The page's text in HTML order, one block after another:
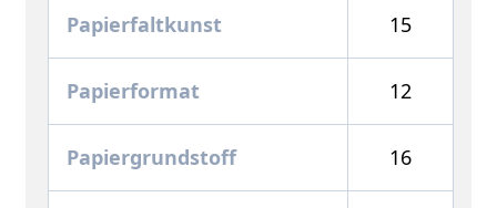
Papierfaltkunst 15
Papierformat 12
Papiergrundstoff 16